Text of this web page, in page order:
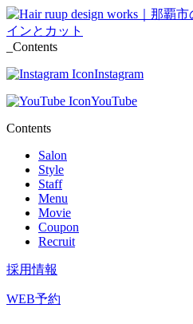
_Contents
Instagram
YouTube
Contents
Salon
Style
Staff
Menu
Movie
Coupon
Recruit
採用情報
WEB予約